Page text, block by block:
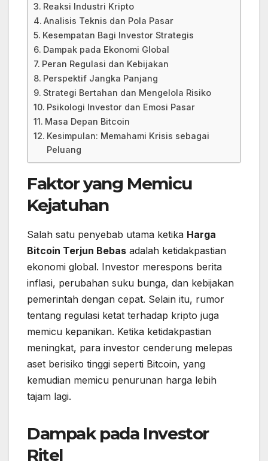
Reaksi Industri Kripto
Analisis Teknis dan Pola Pasar
Kesempatan Bagi Investor Strategis
Dampak pada Ekonomi Global
Peran Regulasi dan Kebijakan
Perspektif Jangka Panjang
Strategi Bertahan dan Mengelola Risiko
Psikologi Investor dan Emosi Pasar
Masa Depan Bitcoin
Kesimpulan: Memahami Krisis sebagai
Peluang
Faktor yang Memicu
Kejatuhan
Salah satu penyebab utama ketika Harga
Bitcoin Terjun Bebas adalah ketidakpastian
ekonomi global. Investor merespons berita
inflasi, perubahan suku bunga, dan kebijakan
pemerintah dengan cepat. Selain itu, rumor
tentang regulasi ketat terhadap kripto juga
memicu kepanikan. Ketika ketidakpastian
meningkat, para investor cenderung melepas
aset berisiko tinggi seperti Bitcoin, yang
kemudian memicu penurunan harga lebih
tajam lagi.
Dampak pada Investor
Ritel